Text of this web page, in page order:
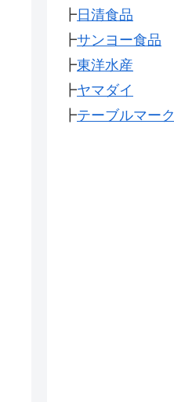
┣日清食品
┣サンヨー食品
┣東洋水産
┣ヤマダイ
┣テーブルマーク